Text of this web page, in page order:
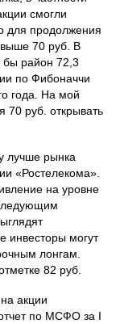
смогли
для продолжения
выше 70 руб. В
бы район 72,3
по Фибоначчи
года. На мой
70 руб. открывать
лучше рынка
«Ростелекома».
на уровне
инвесторы могут
лонгам.
82 руб.
акции
по МСФО за I